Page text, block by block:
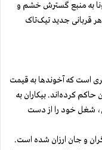
به ‌منبع گسترش خشم و
قربانی جدید تیک‌تاک
است که آخوندها به‌ قیمت
کرده‌اند. بیکاران به
نفر از شاغلان، شغل خود را از دست
و جان ارزان شده است.